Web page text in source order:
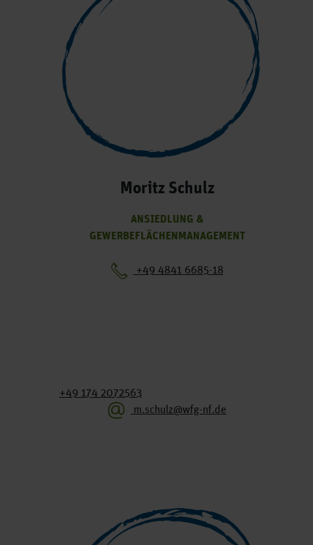
Moritz Schulz
ANSIEDLUNG &
GEWERBEFLÄCHENMANAGEMENT
+49 4841 6685-18
+49 174 2072563
m.schulz@wfg-nf.de